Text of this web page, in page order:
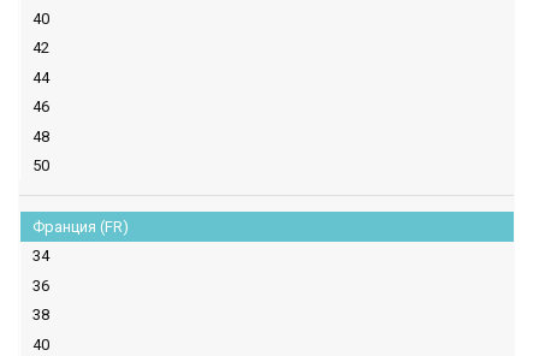
40
42
44
46
48
50
Франция (FR)
34
36
38
40